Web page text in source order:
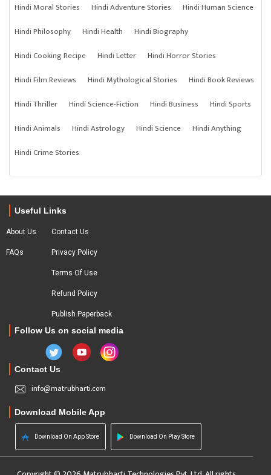
Hindi Moral Stories
Hindi Adventure Stories
Hindi Human Science
Hindi Philosophy
Hindi Health
Hindi Biography
Hindi Cooking Recipe
Hindi Letter
Hindi Horror Stories
Hindi Film Reviews
Hindi Mythological Stories
Hindi Book Reviews
Hindi Thriller
Hindi Science-Fiction Hindi Business
Hindi Sports
Hindi Animals
Hindi Astrology Hindi Science
Hindi Anything
Hindi Crime Stories
Useful Links
About Us
FAQs
Contact Us
Privacy Policy
Terms Of Use
Refund Policy
Publish Paperback
Follow Us on social media
Contact Us
info@matrubharti.com
Download Mobile App
Download On App Store Download On Play Store